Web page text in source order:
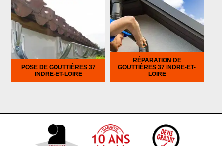
POSE DE GOUTTIÈRES 37
INDRE-ET-LOIRE
RÉPARATION DE
GOUTTIÈRES 37 INDRE-ET-
LOIRE